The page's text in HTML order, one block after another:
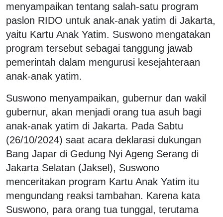
menyampaikan tentang salah-satu program
paslon RIDO untuk anak-anak yatim di Jakarta,
yaitu Kartu Anak Yatim. Suswono mengatakan
program tersebut sebagai tanggung jawab
pemerintah dalam mengurusi kesejahteraan
anak-anak yatim.
Suswono menyampaikan, gubernur dan wakil
gubernur, akan menjadi orang tua asuh bagi
anak-anak yatim di Jakarta. Pada Sabtu
(26/10/2024) saat acara deklarasi dukungan
Bang Japar di Gedung Nyi Ageng Serang di
Jakarta Selatan (Jaksel), Suswono
menceritakan program Kartu Anak Yatim itu
mengundang reaksi tambahan. Karena kata
Suswono, para orang tua tunggal, terutama